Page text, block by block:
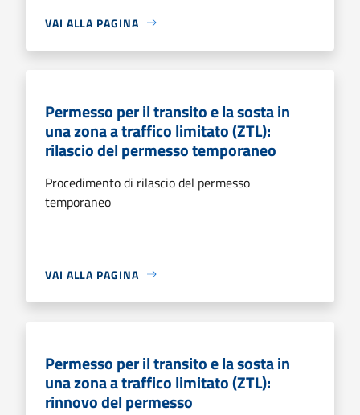
VAI ALLA PAGINA
Permesso per il transito e la sosta in
una zona a traffico limitato (ZTL):
rilascio del permesso temporaneo
Procedimento di rilascio del permesso
temporaneo
VAI ALLA PAGINA
Permesso per il transito e la sosta in
una zona a traffico limitato (ZTL):
rinnovo del permesso